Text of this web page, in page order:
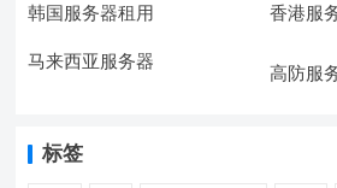
韩国服务器租用 香港服
马来西亚服务器
高防服
标签